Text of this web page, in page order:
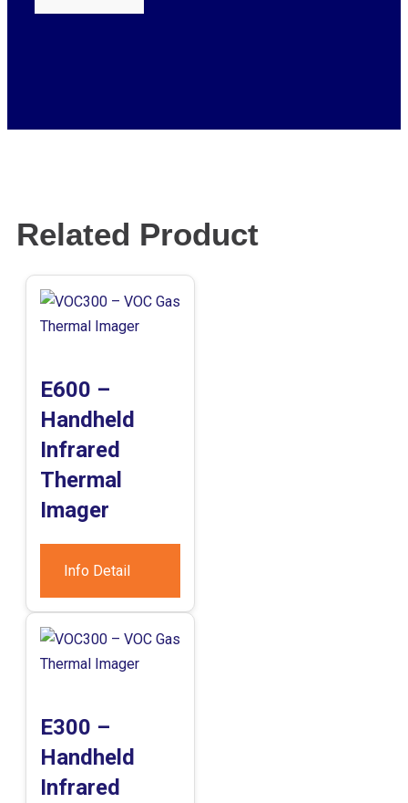
Related Product
E600 –
Handheld
Infrared
Thermal
Imager
Info Detail
E300 –
Handheld
Infrared